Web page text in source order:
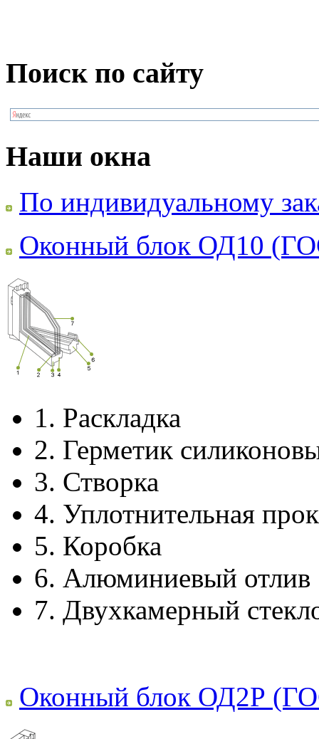
Поиск по сайту
Наши окна
По индивидуальному
Оконный блок ОД10
1. Раскладка
2. Герметик
3. Створка
4. Уплотнительная
5. Коробка
6. Алюминиевый отлив
7. Двухкамерный
Оконный блок ОД2Р